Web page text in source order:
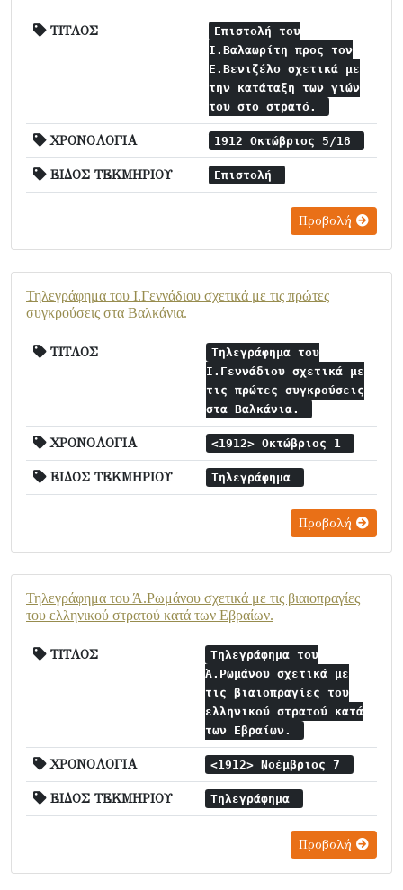
ΤΙΤΛΟΣ
Επιστολή του
Ι.Βαλαωρίτη προς τον
Ε.Βενιζέλο σχετικά με
την κατάταξη των γιών
του στο στρατό.
ΧΡΟΝΟΛΟΓΙΑ 1912 Οκτώβριος 5/18
ΕΙΔΟΣ ΤΕΚΜΗΡΙΟΥ Επιστολή
Προβολή
Τηλεγράφημα του Ι.Γεννάδιου σχετικά με τις πρώτες
συγκρούσεις στα Βαλκάνια.
ΤΙΤΛΟΣ
Τηλεγράφημα του
Ι.Γεννάδιου σχετικά με
τις πρώτες συγκρούσεις
στα Βαλκάνια.
ΧΡΟΝΟΛΟΓΙΑ <1912> Οκτώβριος 1
ΕΙΔΟΣ ΤΕΚΜΗΡΙΟΥ Τηλεγράφημα
Προβολή
Τηλεγράφημα του Ά.Ρωμάνου σχετικά με τις βιαιοπραγίες
του ελληνικού στρατού κατά των Εβραίων.
ΤΙΤΛΟΣ
Τηλεγράφημα του
Ά.Ρωμάνου σχετικά με
τις βιαιοπραγίες του
ελληνικού στρατού κατά
των Εβραίων.
ΧΡΟΝΟΛΟΓΙΑ <1912> Νοέμβριος 7
ΕΙΔΟΣ ΤΕΚΜΗΡΙΟΥ Τηλεγράφημα
Προβολή